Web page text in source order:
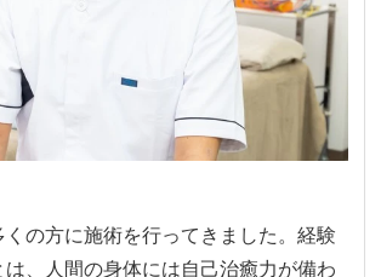
の方に施術を行ってきました。経験
、人間の身体には自己治癒力が備わ